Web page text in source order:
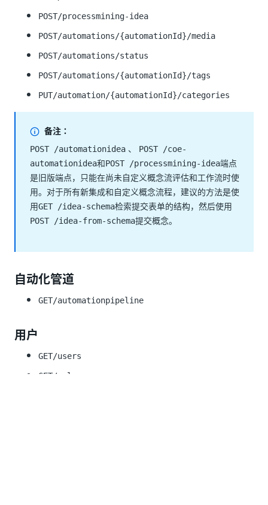
POST/processmining-idea
POST/automations/{automationId}/media
POST/automations/status
POST/automations/{automationId}/tags
PUT/automation/{automationId}/categories
备注：
POST /automationidea 、
POST /coe-
automationidea和POST /processmining-idea端点
是旧版端点，只能在尚未自定义概念流评估和工作流时使
用。对于所有新集成和自定义概念流程，建议的方法是使
用GET /idea-schema检索提交表单的结构，然后使用
POST /idea-from-schema提交概念。
自动化管道
GET/automationpipeline
用户
GET/users
GET/roles